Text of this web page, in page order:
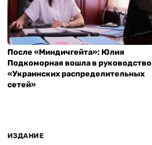
После «Миндичгейта»: Юлия
Подкоморная вошла в руководство
«Украинских распределительных
сетей»
ИЗДАНИЕ